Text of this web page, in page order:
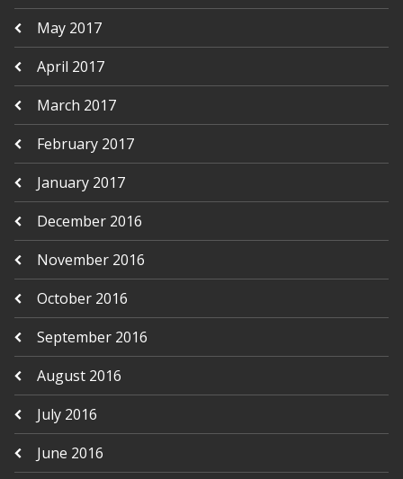
May 2017
April 2017
March 2017
February 2017
January 2017
December 2016
November 2016
October 2016
September 2016
August 2016
July 2016
June 2016